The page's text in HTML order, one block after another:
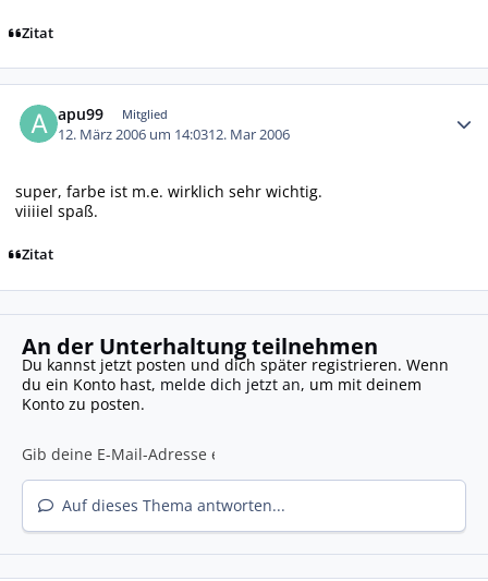
Zitat
apu99 Mitglied
12. März 2006 um 14:0312. Mar 2006
super, farbe ist m.e. wirklich sehr wichtig.
viiiiel spaß.
Zitat
An der Unterhaltung teilnehmen
Du kannst jetzt posten und dich später registrieren. Wenn
du ein Konto hast, melde dich jetzt an, um mit deinem
Konto zu posten.
Auf dieses Thema antworten...